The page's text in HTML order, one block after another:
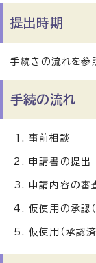
提出時期
手続きの流れを参
手続の流れ
事前相談
申請書の提出
申請内容の審
仮使用の承認
仮使用（承認